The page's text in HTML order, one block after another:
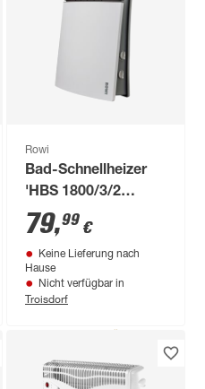
'HGH 10000/4 Inox'
schwarz 10 KW
,
Produktdatenblatt
Rowi
Bad-Schnellheizer
'HBS 1800/3/2
Premium' 1800 W
79,99 €
Keine Lieferung nach
Hause
Nicht verfügbar in
Troisdorf